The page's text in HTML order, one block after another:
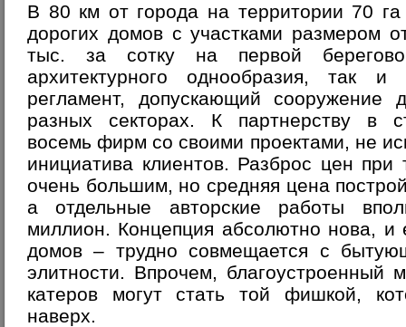
В 80 км от города на территории 70 га
дорогих домов с участками размером
тыс. за сотку на первой
архитектурного однообразия, так и
регламент, допускающий сооружение
разных секторах. К партнерству в
восемь фирм со своими проектами, не
инициатива клиентов. Разброс цен
очень большим, но средняя цена
а отдельные авторские работы
миллион. Концепция абсолютно нова, и
домов – трудно совмещается с
элитности. Впрочем, благоустроенный
катеров могут стать той фишкой,
наверх.